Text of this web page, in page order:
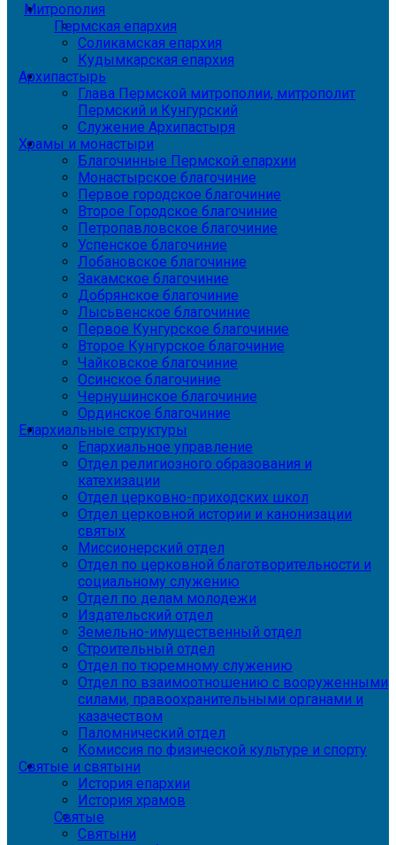
Митрополия
Пермская епархия
Соликамская епархия
Кудымкарская епархия
Архипастырь
Глава Пермской митрополии, митрополит
Пермский и Кунгурский
Служение Архипастыря
Храмы и монастыри
Благочинные Пермской епархии
Монастырское благочиние
Первое городское благочиние
Второе Городское благочиние
Петропавловское благочиние
Успенское благочиние
Лобановское благочиние
Закамское благочиние
Добрянское благочиние
Лысьвенское благочиние
Первое Кунгурское благочиние
Второе Кунгурское благочиние
Чайковское благочиние
Осинское благочиние
Чернушинское благочиние
Ординское благочиние
Епархиальные структуры
Епархиальное управление
Отдел религиозного образования и
катехизации
Отдел церковно-приходских школ
Отдел церковной истории и канонизации
святых
Миссионерский отдел
Отдел по церковной благотворительности и
социальному служению
Отдел по делам молодежи
Издательский отдел
Земельно-имущественный отдел
Строительный отдел
Отдел по тюремному служению
Отдел по взаимоотношению с вооруженными
силами, правоохранительными органами и
казачеством
Паломнический отдел
Комиссия по физической культуре и спорту
Святые и святыни
История епархии
История храмов
Святые
Святыни